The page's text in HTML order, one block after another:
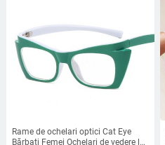
Rame de ochelari optici Cat Eye
Bărbați Femei Ochelari de vedere la